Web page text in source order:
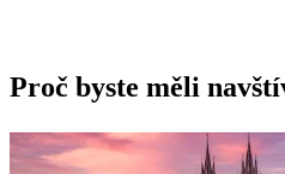
Proč byste měli